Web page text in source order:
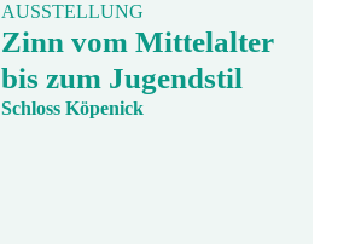
AUSSTELLUNG
Zinn vom Mittelalter
bis zum Jugendstil
Schloss Köpenick